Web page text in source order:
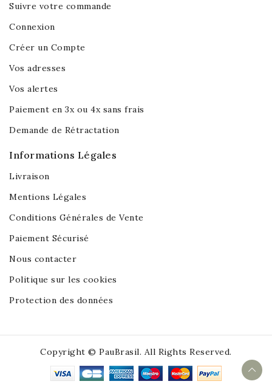
Suivre votre commande
Connexion
Créer un Compte
Vos adresses
Vos alertes
Paiement en 3x ou 4x sans frais
Demande de Rétractation
Informations Légales
Livraison
Mentions Légales
Conditions Générales de Vente
Paiement Sécurisé
Nous contacter
Politique sur les cookies
Protection des données
Copyright © PauBrasil. All Rights Reserved.